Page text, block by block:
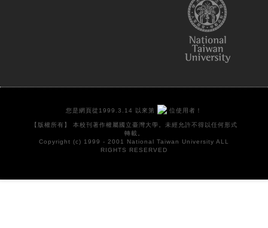
您是網頁從1999.3.14 以來第 位使用者！
【版權所有】 本校刊著作權屬國立臺灣大學。未經允許不得以任何形式
轉載。
Copyright (c) 1999 - 2001 National Taiwan University ALL
RIGHTS RESERVED